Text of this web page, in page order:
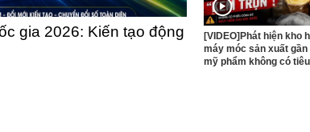
gia 2026: Kiến tạo động
[VIDEO]Phát hiện kho
máy móc sản xuất gần
mỹ phẩm không có